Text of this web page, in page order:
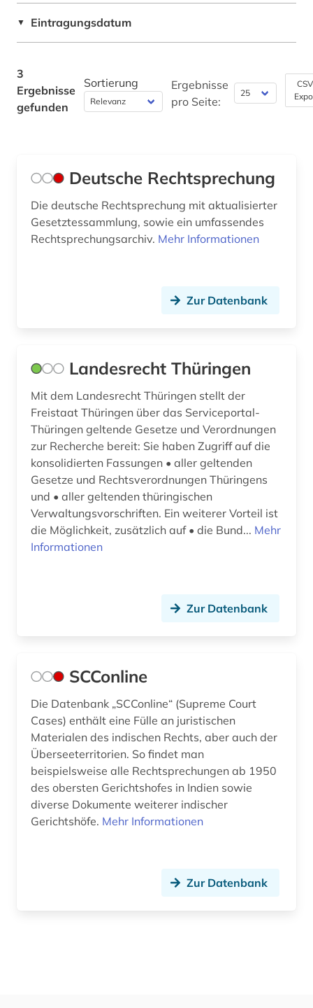
▼ Eintragungsdatum
3
Ergebnisse
gefunden
Sortierung
Ergebnisse
pro Seite:
Deutsche Rechtsprechung
Die deutsche Rechtsprechung mit aktualisierter
Gesetztessammlung, sowie ein umfassendes
Rechtsprechungsarchiv. Mehr Informationen
Zur Datenbank
Landesrecht Thüringen
Mit dem Landesrecht Thüringen stellt der
Freistaat Thüringen über das Serviceportal-
Thüringen geltende Gesetze und Verordnungen
zur Recherche bereit: Sie haben Zugriff auf die
konsolidierten Fassungen • aller geltenden
Gesetze und Rechtsverordnungen Thüringens
und • aller geltenden thüringischen
Verwaltungsvorschriften. Ein weiterer Vorteil ist
die Möglichkeit, zusätzlich auf • die Bund... Mehr
Informationen
Zur Datenbank
SCConline
Die Datenbank „SCConline“ (Supreme Court
Cases) enthält eine Fülle an juristischen
Materialen des indischen Rechts, aber auch der
Überseeterritorien. So findet man
beispielsweise alle Rechtsprechungen ab 1950
des obersten Gerichtshofes in Indien sowie
diverse Dokumente weiterer indischer
Gerichtshöfe. Mehr Informationen
Zur Datenbank